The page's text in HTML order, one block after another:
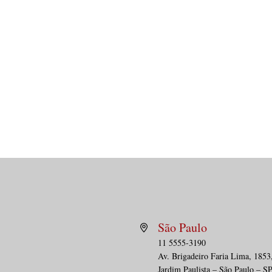
PÁGINA DA SAÚDE | Cartões
São Paulo
11 5555-3190
Av. Brigadeiro Faria Lima,
Jardim Paulista – São Paulo – SP